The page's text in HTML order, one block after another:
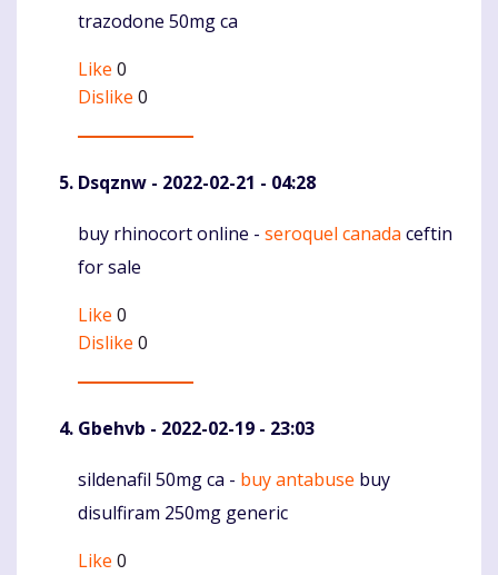
trazodone 50mg ca
Like 0
Dislike 0
Dsqznw - 2022-02-21 - 04:28
Komentaras
buy rhinocort online - seroquel canada ceftin
for sale
Like 0
Dislike 0
Gbehvb - 2022-02-19 - 23:03
Komentaras
sildenafil 50mg ca - buy antabuse buy
disulfiram 250mg generic
Like 0